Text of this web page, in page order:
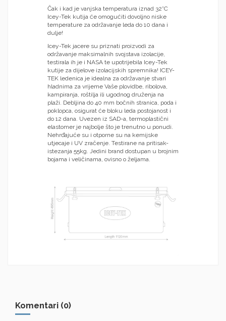
Čak i kad je vanjska temperatura iznad 32°C
Icey-Tek kutija će omogućiti dovoljno niske
temperature za održavanje leda do 10 dana i
dulje!
Icey-Tek jacere su priznati proizvodi za
održavanje maksimalnih svojstava izolacije,
testirala ih je i NASA te upotrijebila Icey-Tek
kutije za dijelove izolacijskih spremnika! ICEY-
TEK ledenica je idealna za održavanje stvari
hladnima za vrijeme Vaše plovidbe, ribolova,
kampiranja, roštilja ili ugodnog druženja na
plaži. Debljina do 40 mm bočnih stranica, poda i
poklopca, osigurat će bloku leda postojanost i
do 12 dana. Uvezen iz SAD-a, termoplastični
elastomer je najbolje što je trenutno u ponudi.
Nehrđajuće su i otporne su na kemijske
utjecaje i UV zračenje. Testirane na pritisak-
istezanja 55kg. Jedini brand dostupan u brojnim
bojama i veličinama, ovisno o željama.
Komentari (0)